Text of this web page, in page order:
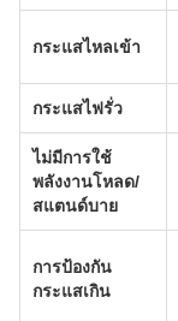
กระแสไหลเข้า
กระแสไฟรั่ว
ไม่มีการใช้
พลังงานโหลด/
สแตนด์บาย
การป้องกัน
กระแสเกิน